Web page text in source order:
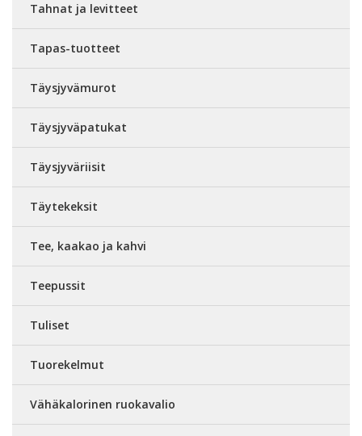
Tahnat ja levitteet
Tapas-tuotteet
Täysjyvämurot
Täysjyväpatukat
Täysjyväriisit
Täytekeksit
Tee, kaakao ja kahvi
Teepussit
Tuliset
Tuorekelmut
Vähäkalorinen ruokavalio